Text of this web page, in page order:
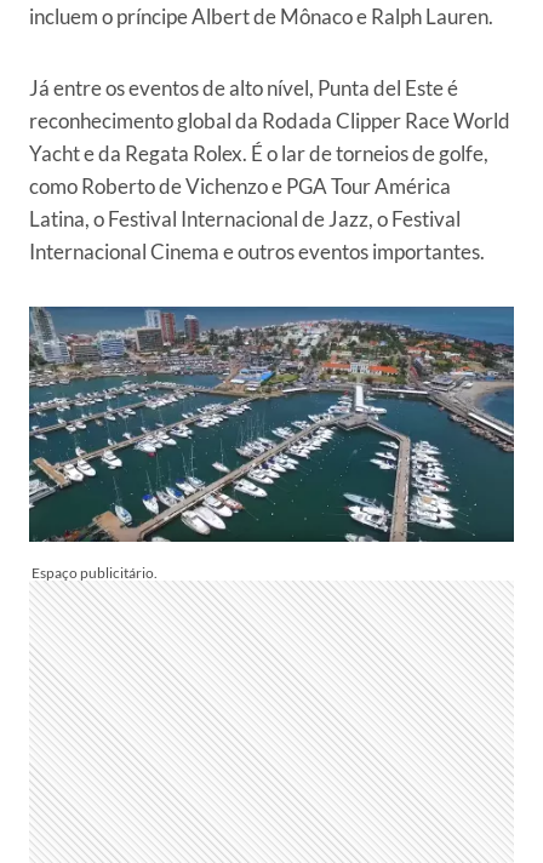
incluem o príncipe Albert de Mônaco e Ralph Lauren.
Já entre os eventos de alto nível, Punta del Este é
reconhecimento global da Rodada Clipper Race World
Yacht e da Regata Rolex. É o lar de torneios de golfe,
como Roberto de Vichenzo e PGA Tour América
Latina, o Festival Internacional de Jazz, o Festival
Internacional Cinema e outros eventos importantes.